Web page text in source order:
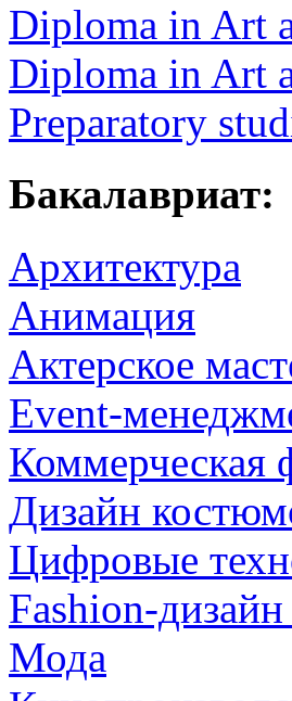
Diploma in Art
Diploma in Art
Preparatory
Бакалавриат:
Архитектура
Анимация
Актерское
Event-
Коммерческая
Дизайн
Цифровые
Fashion-
Мода